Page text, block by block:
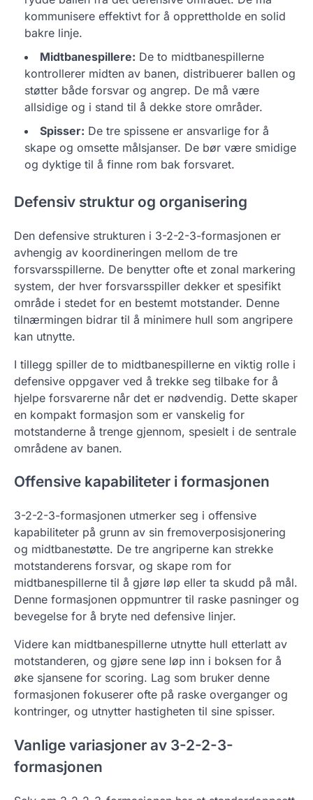
kommunisere effektivt for å opprettholde en solid
bakre linje.
Midtbanespillere: De to midtbanespillerne
kontrollerer midten av banen, distribuerer ballen og
støtter både forsvar og angrep. De må være
allsidige og i stand til å dekke store områder.
Spisser: De tre spissene er ansvarlige for å
skape og omsette målsjanser. De bør være smidige
og dyktige til å finne rom bak forsvaret.
Defensiv struktur og organisering
Den defensive strukturen i 3-2-2-3-formasjonen er
avhengig av koordineringen mellom de tre
forsvarsspillerne. De benytter ofte et zonal markering
system, der hver forsvarsspiller dekker et spesifikt
område i stedet for en bestemt motstander. Denne
tilnærmingen bidrar til å minimere hull som angripere
kan utnytte.
I tillegg spiller de to midtbanespillerne en viktig rolle i
defensive oppgaver ved å trekke seg tilbake for å
hjelpe forsvarerne når det er nødvendig. Dette skaper
en kompakt formasjon som er vanskelig for
motstanderne å trenge gjennom, spesielt i de sentrale
områdene av banen.
Offensive kapabiliteter i formasjonen
3-2-2-3-formasjonen utmerker seg i offensive
kapabiliteter på grunn av sin fremoverposisjonering
og midtbanestøtte. De tre angriperne kan strekke
motstanderens forsvar, og skape rom for
midtbanespillerne til å gjøre løp eller ta skudd på mål.
Denne formasjonen oppmuntrer til raske pasninger og
bevegelse for å bryte ned defensive linjer.
Videre kan midtbanespillerne utnytte hull etterlatt av
motstanderen, og gjøre sene løp inn i boksen for å
øke sjansene for scoring. Lag som bruker denne
formasjonen fokuserer ofte på raske overganger og
kontringer, og utnytter hastigheten til sine spisser.
Vanlige variasjoner av 3-2-2-3-
formasjonen